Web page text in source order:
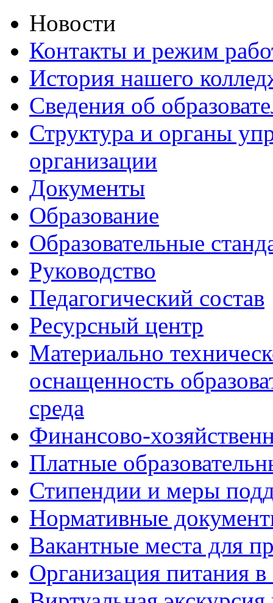
Новости
Контакты и режим
История нашего
Сведения об
Структура и органы
организации
Документы
Образование
Образовательные
Руководство
Педагогический состав
Ресурсный центр
Материально
оснащенность
среда
Финансово-
Платные
Стипендии и меры
Нормативные
Вакантные места для
Организация питания в